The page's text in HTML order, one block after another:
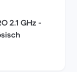
2.1 GHz -